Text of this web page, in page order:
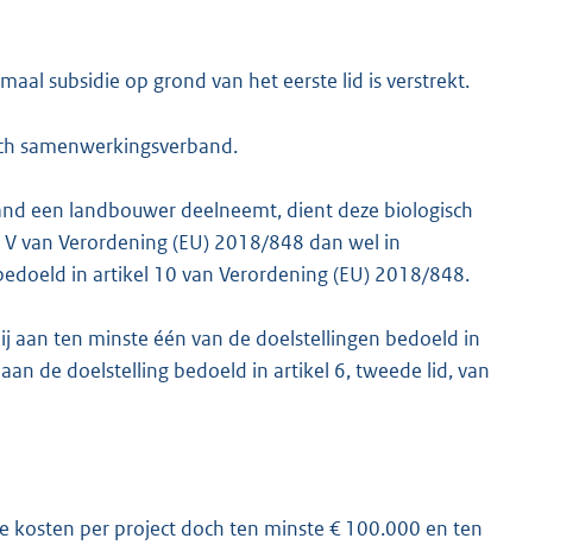
subsidie op grond van het eerste lid is verstrekt.
samenwerkingsverband.
een landbouwer deelneemt, dient deze biologisch
van Verordening (EU) 2018/848 dan wel in
in artikel 10 van Verordening (EU) 2018/848.
aan ten minste één van de doelstellingen bedoeld in
de doelstelling bedoeld in artikel 6, tweede lid, van
kosten per project doch ten minste € 100.000 en ten